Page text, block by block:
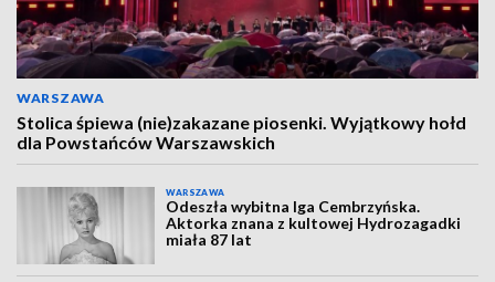
WARSZAWA
Stolica śpiewa (nie)zakazane piosenki. Wyjątkowy hołd
dla Powstańców Warszawskich
WARSZAWA
Odeszła wybitna Iga Cembrzyńska.
Aktorka znana z kultowej Hydrozagadki
miała 87 lat